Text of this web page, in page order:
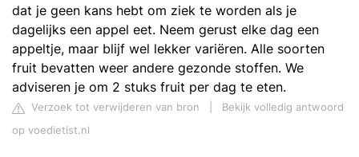
dat je geen kans hebt om ziek te worden als je
dagelijks een appel eet. Neem gerust elke dag een
appeltje, maar blijf wel lekker variëren. Alle soorten
fruit bevatten weer andere gezonde stoffen. We
adviseren je om 2 stuks fruit per dag te eten.
Verzoek tot verwijderen van bron
Bekijk volledig antwoord
op voedietist.nl